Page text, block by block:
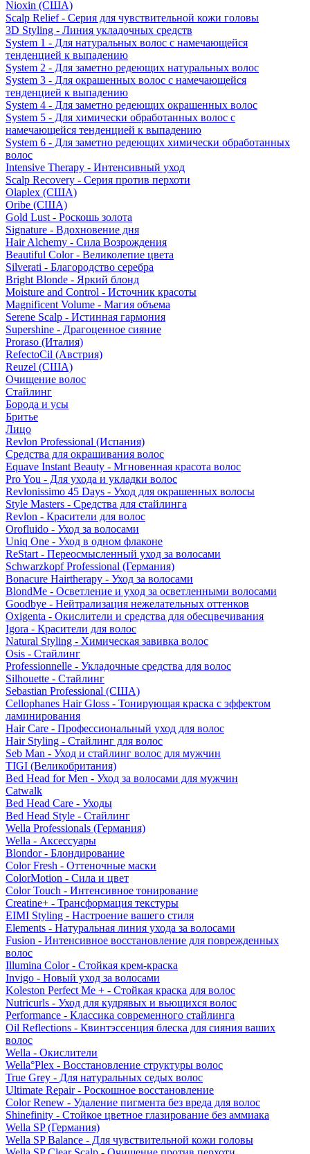
Nioxin (США)
Scalp Relief - Серия для чувствительной кожи головы
3D Styling - Линия укладочных средств
System 1 - Для натуральных волос с намечающейся
тенденцией к выпадению
System 2 - Для заметно редеющих натуральных волос
System 3 - Для окрашенных волос с намечающейся
тенденцией к выпадению
System 4 - Для заметно редеющих окрашенных волос
System 5 - Для химически обработанных волос с
намечающейся тенденцией к выпадению
System 6 - Для заметно редеющих химически обработанных
волос
Intensive Therapy - Интенсивный уход
Scalp Recovery - Серия против перхоти
Olaplex (США)
Oribe (США)
Gold Lust - Роскошь золота
Signature - Вдохновение дня
Hair Alchemy - Сила Возрождения
Beautiful Color - Великолепие цвета
Silverati - Благородство серебра
Bright Blonde - Яркий блонд
Moisture and Control - Источник красоты
Magnificent Volume - Магия объема
Serene Scalp - Истинная гармония
Supershine - Драгоценное сияние
Proraso (Италия)
RefectoCil (Австрия)
Reuzel (США)
Очищение волос
Стайлинг
Борода и усы
Бритье
Лицо
Revlon Professional (Испания)
Средства для окрашивания волос
Equave Instant Beauty - Мгновенная красота волос
Pro You - Для ухода и укладки волос
Revlonissimo 45 Days - Уход для окрашенных волосы
Style Masters - Средства для стайлинга
Revlon - Красители для волос
Orofluido - Уход за волосами
Uniq One - Уход в одном флаконе
ReStart - Переосмысленный уход за волосами
Schwarzkopf Professional (Германия)
Bonacure Hairtherapy - Уход за волосами
BlondMe - Осветление и уход за осветленными волосами
Goodbye - Нейтрализация нежелательных оттенков
Oxigenta - Окислители и средства для обесцвечивания
Igora - Красители для волос
Natural Styling - Химическая завивка волос
Osis - Стайлинг
Professionnelle - Укладочные средства для волос
Silhouette - Стайлинг
Sebastian Professional (США)
Cellophanes Hair Gloss - Тонирующая краска с эффектом
ламинирования
Hair Care - Профессиональный уход для волос
Hair Styling - Стайлинг для волос
Seb Man - Уход и стайлинг волос для мужчин
TIGI (Великобритания)
Bed Head for Men - Уход за волосами для мужчин
Catwalk
Bed Head Care - Уходы
Bed Head Style - Стайлинг
Wella Professionals (Германия)
Wella - Аксессуары
Blondor - Блондирование
Color Fresh - Оттеночные маски
ColorMotion - Сила и цвет
Color Touch - Интенсивное тонирование
Creatine+ - Трансформация текстуры
EIMI Styling - Настроение вашего стиля
Elements - Натуральная линия ухода за волосами
Fusion - Интенсивное восстановление для поврежденных
волос
Illumina Color - Стойкая крем-краска
Invigo - Новый уход за волосами
Koleston Perfect Me + - Стойкая краска для волос
Nutricurls - Уход для кудрявых и вьющихся волос
Performance - Классика современного стайлинга
Oil Reflections - Квинтэссенция блеска для сияния ваших
волос
Wella - Окислители
Wella°Plex - Восстановление структуры волос
True Grey - Для натуральных седых волос
Ultimate Repair - Роскошное восстановление
Color Renew - Удаление пигмента без вреда для волос
Shinefinity - Стойкое цветное глазирование без аммиака
Wella SP (Германия)
Wella SP Balance - Для чувствительной кожи головы